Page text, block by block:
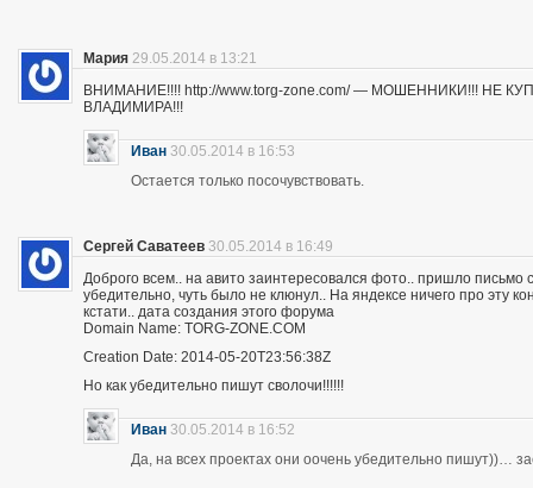
Мария 29.05.2014 в 13:21
ВНИМАНИЕ!!!! http://www.torg-zone.com/ — МОШЕННИКИ!!! НЕ
ВЛАДИМИРА!!!
Иван 30.05.2014 в 16:53
Остается только посочувствовать.
Сергей Саватеев 30.05.2014 в 16:49
Доброго всем.. на авито заинтересовался фото.. пришло
убедительно, чуть было не клюнул.. На яндексе ничего про
кстати.. дата создания этого форума
Domain Name: TORG-ZONE.COM
Creation Date: 2014-05-20T23:56:38Z
Но как убедительно пишут сволочи!!!!!!
Иван 30.05.2014 в 16:52
Да, на всех проектах они оочень убедительно пишут))…